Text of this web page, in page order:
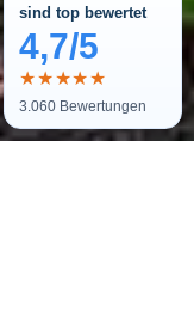
sind top bewertet
4,7/5
★★★★★
3.060 Bewertungen